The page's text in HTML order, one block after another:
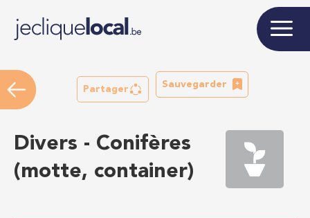
Partager
Sauvegarder
Divers - Conifères
(motte, container)